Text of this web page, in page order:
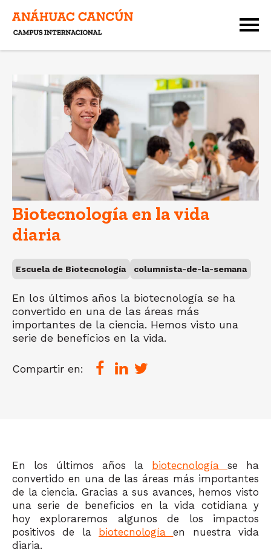
Biotecnología en la vida
diaria
Escuela de Biotecnología columnista-de-la-semana
En los últimos años la biotecnología se ha
convertido en una de las áreas más
importantes de la ciencia. Hemos visto una
serie de beneficios en la vida.
Compartir en:
En los últimos años la biotecnología se ha
convertido en una de las áreas más importantes
de la ciencia. Gracias a sus avances, hemos visto
una serie de beneficios en la vida cotidiana y
hoy exploraremos algunos de los impactos
positivos de la
biotecnologíaen nuestra vida
diaria.